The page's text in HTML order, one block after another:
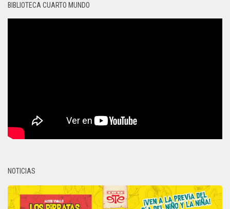
BIBLIOTECA CUARTO MUNDO
NOTICIAS